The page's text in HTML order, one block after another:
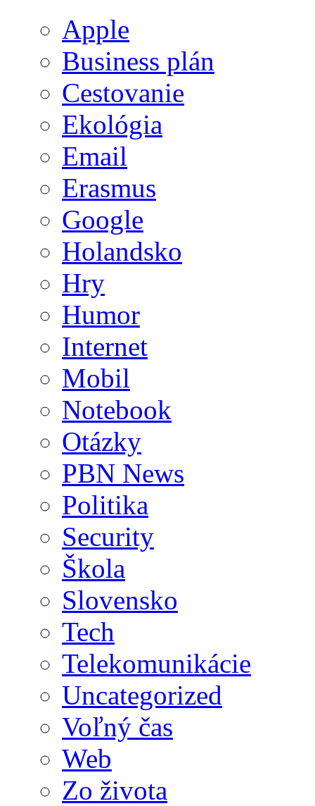
Apple
Business plán
Cestovanie
Ekológia
Email
Erasmus
Google
Holandsko
Hry
Humor
Internet
Mobil
Notebook
Otázky
PBN News
Politika
Security
Škola
Slovensko
Tech
Telekomunikácie
Uncategorized
Voľný čas
Web
Zo života